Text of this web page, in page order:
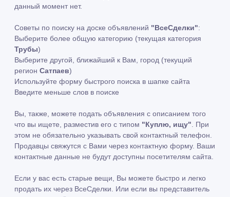
данный момент нет.
Советы по поиску на доске объявлений "ВсеСделки":
Выберите более общую категорию (текущая категория
Трубы)
Выберите другой, ближайший к Вам, город (текущий
регион Сатпаев)
Используйте форму быстрого поиска в шапке сайта
Введите меньше слов в поиске
Вы, также, можете подать объявления с описанием того
что вы ищете, разместив его с типом "Куплю, ищу" . При
этом не обязательно указывать свой контактный телефон.
Продавцы свяжутся с Вами через контактную форму. Ваши
контактные данные не будут доступны посетителям сайта.
Если у вас есть старые вещи, Вы можете быстро и легко
продать их через ВсеСделки. Или если вы представитель